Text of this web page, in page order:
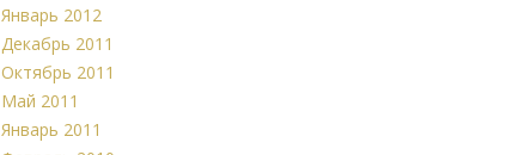
Январь 2012
Декабрь 2011
Октябрь 2011
Май 2011
Январь 2011